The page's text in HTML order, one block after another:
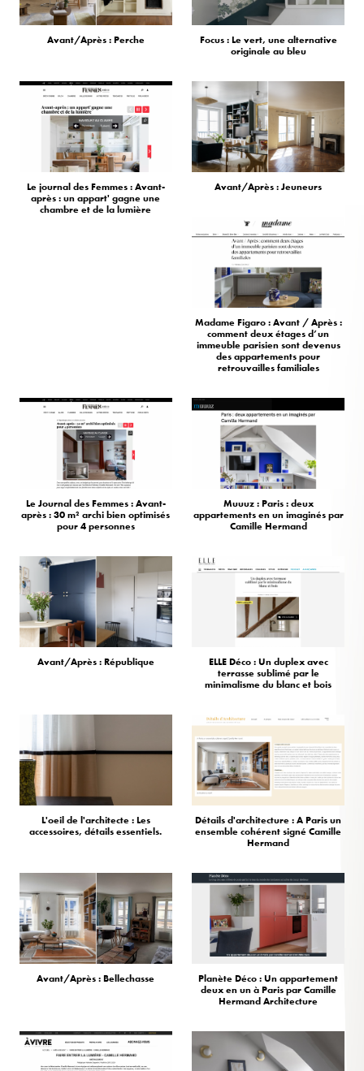
Avant/Après : Perche
Focus : Le vert, une alternative
originale au bleu
Le journal des Femmes : Avant-
après : un appart' gagne une
chambre et de la lumière
Avant/Après : Jeuneurs
Madame Figaro : Avant / Après :
comment deux étages d’un
immeuble parisien sont devenus
des appartements pour
retrouvailles familiales
Le Journal des Femmes : Avant-
après : 30 m² archi bien optimisés
pour 4 personnes
Muuuz : Paris : deux
appartements en un imaginés par
Camille Hermand
Avant/Après : République
ELLE Déco : Un duplex avec
terrasse sublimé par le
minimalisme du blanc et bois
L'oeil de l'architecte : Les
accessoires, détails essentiels.
Détails d'architecture : A Paris un
ensemble cohérent signé Camille
Hermand
Avant/Après : Bellechasse
Planète Déco : Un appartement
deux en un à Paris par Camille
Hermand Architecture